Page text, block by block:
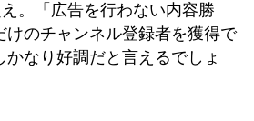
。「広告を行わない内容勝
けのチャンネル登録者を獲得で
かなり好調だと言えるでしょ